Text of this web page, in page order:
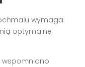
wymaga
optymalne
wspomniano